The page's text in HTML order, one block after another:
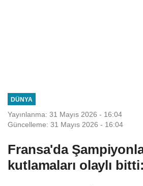
DÜNYA
Yayınlanma: 31 Mayıs 2026 - 16:04
Güncelleme: 31 Mayıs 2026 - 16:04
Fransa'da
kutlamaları olaylı